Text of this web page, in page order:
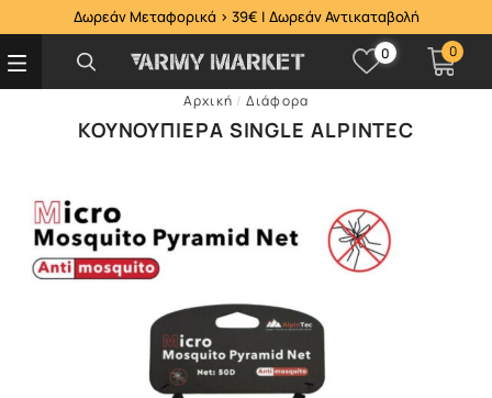
Δωρεάν Μεταφορικά > 39€ | Δωρεάν Αντικαταβολή
0 0
Αρχική / Διάφορα
ΚΟΥΝΟΥΠΙΈΡΑ SINGLE ALPINTEC